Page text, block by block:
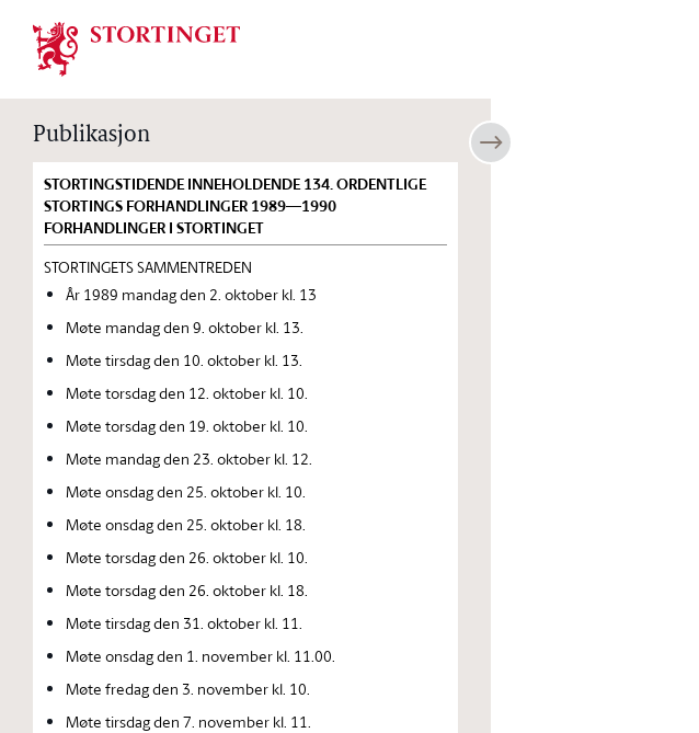
Stortinget.no
Publikasjon
STORTINGSTIDENDE INNEHOLDENDE 134. ORDENTLIGE
STORTINGS FORHANDLINGER 1989—1990
FORHANDLINGER I STORTINGET
STORTINGETS SAMMENTREDEN
År 1989 mandag den 2. oktober kl. 13
Møte mandag den 9. oktober kl. 13.
Møte tirsdag den 10. oktober kl. 13.
Møte torsdag den 12. oktober kl. 10.
Møte torsdag den 19. oktober kl. 10.
Møte mandag den 23. oktober kl. 12.
Møte onsdag den 25. oktober kl. 10.
Møte onsdag den 25. oktober kl. 18.
Møte torsdag den 26. oktober kl. 10.
Møte torsdag den 26. oktober kl. 18.
Møte tirsdag den 31. oktober kl. 11.
Møte onsdag den 1. november kl. 11.00.
Møte fredag den 3. november kl. 10.
Møte tirsdag den 7. november kl. 11.